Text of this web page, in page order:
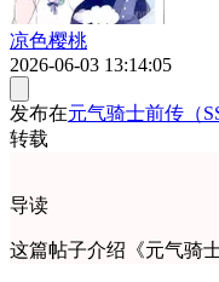
凉色樱桃
2026-06-03 13:14:05
发布在元气骑士前传（
转载
导读
这篇帖子介绍《元气骑